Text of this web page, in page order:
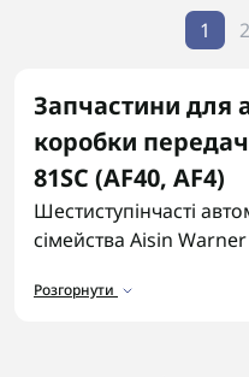
1 2
Запчастини для
коробки передач
81SC (AF40, AF4)
Шестиступінчасті
сімейства Aisin Warner
багатьох світових
Розгорнути